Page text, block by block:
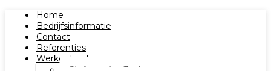
Home
Bedrijfsinformatie
Contact
Referenties
Werkgebied